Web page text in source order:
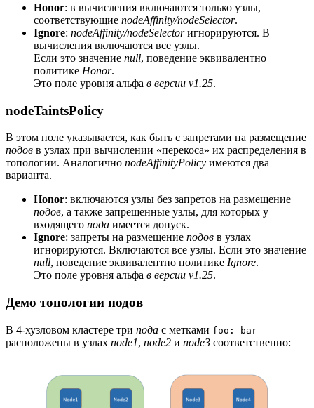
Honor: в вычисления включаются только узлы,
соответствующие nodeAffinity/nodeSelector.
Ignore: nodeAffinity/nodeSelectorигнорируются. В
вычисления включаются все узлы.
Если это значение null, поведение эквивалентно
политике Honor.
Это поле уровня альфа в версии v1.25.
nodeTaintsPolicy
В этом поле указывается, как быть с запретами на размещение
подов в узлах при вычислении «перекоса» их распределения в
топологии. Аналогично nodeAffinityPolicy имеются два
варианта.
Honor: включаются узлы без запретов на размещение
подов, а также запрещенные узлы, для которых у
входящего пода имеется допуск.
Ignore: запреты на размещение подов в узлах
игнорируются. Включаются все узлы. Если это значение
null, поведение эквивалентно политике Ignore.
Это поле уровня альфа в версии v1.25.
Демо топологии подов
В 4-хузловом кластере три пода с метками foo: bar
расположены в узлах node1, node2 и node3 соответственно: